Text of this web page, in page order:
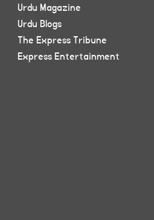
Urdu Magazine
Urdu Blogs
The Express Tribune
Express Entertainment